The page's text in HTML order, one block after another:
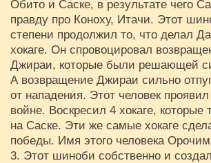
Обито и Саске, в результате чего
правду про Коноху, Итачи. Этот
степени продолжил то, что делал
хокаге. Он спровоцировал
Джираи, которые были решающей
А возвращение Джираи сильно
от нападения. Этот человек
войне. Воскресил 4 хокаге, которые
на Саске. Эти же самые хокаге
победы. Имя этого человека
3. Этот шиноби собственно и